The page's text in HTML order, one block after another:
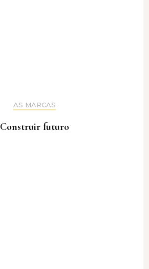
AS MARCAS
Construir futuro